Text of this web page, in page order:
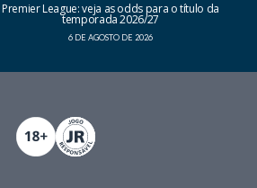
Premier League: veja as odds para o título da
temporada 2026/27
6 DE AGOSTO DE 2026